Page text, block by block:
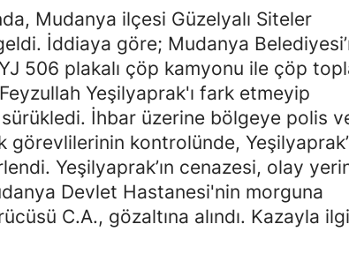
Erzincan
Erzurum
Eskişehir
Gaziantep
Giresun
Gümüşhane
Hakkari
Mudanya ilçesi Güzelyalı Siteler
İddiaya göre; Mudanya
506 plakalı çöp kamyonu ile çöp
Feyzullah Yeşilyaprak'ı fark etmeyip
İhbar üzerine bölgeye polis
görevlilerinin kontrolünde,
Yeşilyaprak’ın cenazesi, olay
Devlet Hastanesi'nin morguna
C.A., gözaltına alındı. Kazayla